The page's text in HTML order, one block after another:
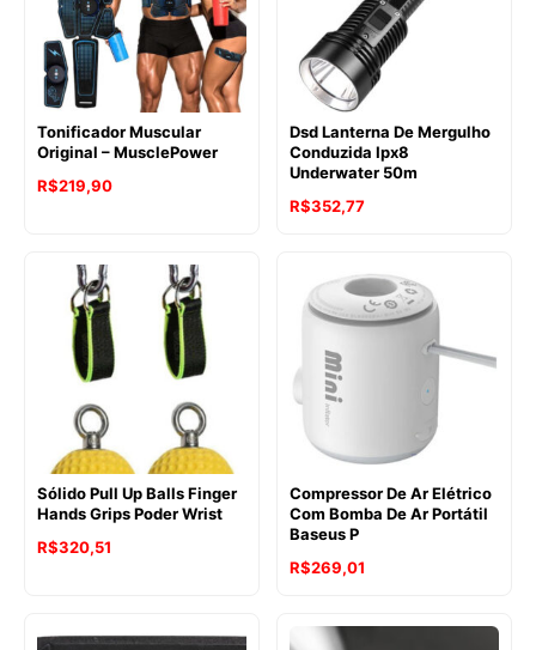
Tonificador Muscular
Original – MusclePower
R$219,90
Dsd Lanterna De Mergulho
Conduzida Ipx8
Underwater 50m
R$352,77
Sólido Pull Up Balls Finger
Hands Grips Poder Wrist
R$320,51
Compressor De Ar Elétrico
Com Bomba De Ar Portátil
Baseus P
R$269,01